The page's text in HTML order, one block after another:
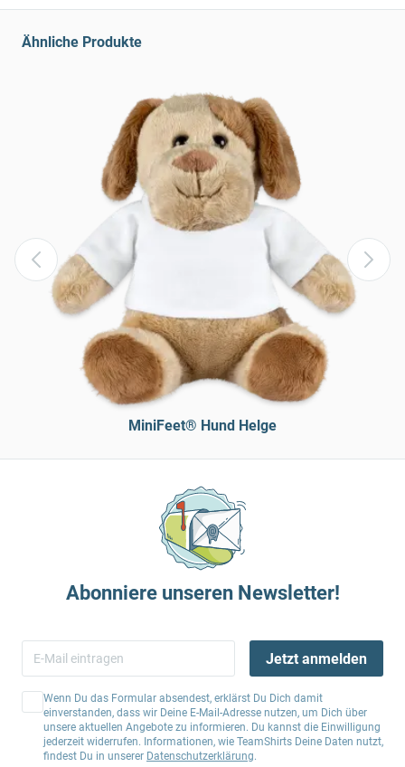
Ähnliche Produkte
MiniFeet® Hund Helge
Abonniere unseren Newsletter!
Jetzt anmelden
Wenn Du das Formular absendest, erklärst Du Dich damit
einverstanden, dass wir Deine E-Mail-Adresse nutzen, um Dich über
unsere aktuellen Angebote zu informieren. Du kannst die Einwilligung
jederzeit widerrufen. Informationen, wie TeamShirts Deine Daten nutzt,
findest Du in unserer Datenschutzerklärung.